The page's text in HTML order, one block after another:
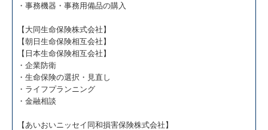
・事務機器・事務用備品の購入
【大同生命保険株式会社】
【朝日生命保険相互会社】
【日本生命保険相互会社】
・企業防衛
・生命保険の選択・見直し
・ライフプランニング
・金融相談
【あいおいニッセイ同和損害保険株式会社】